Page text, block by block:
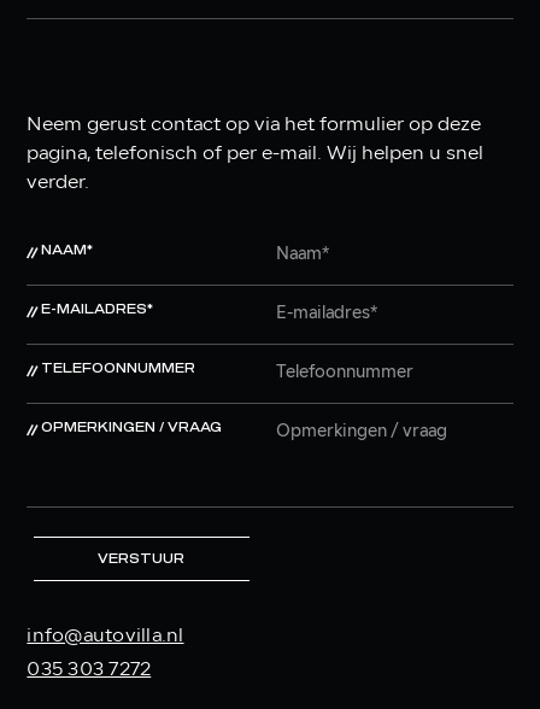
Neem gerust contact op via het formulier op deze
pagina, telefonisch of per e-mail. Wij helpen u snel
verder.
NAAM*
E-MAILADRES*
TELEFOONNUMMER
OPMERKINGEN / VRAAG
VERSTUUR
info@autovilla.nl
035 303 7272